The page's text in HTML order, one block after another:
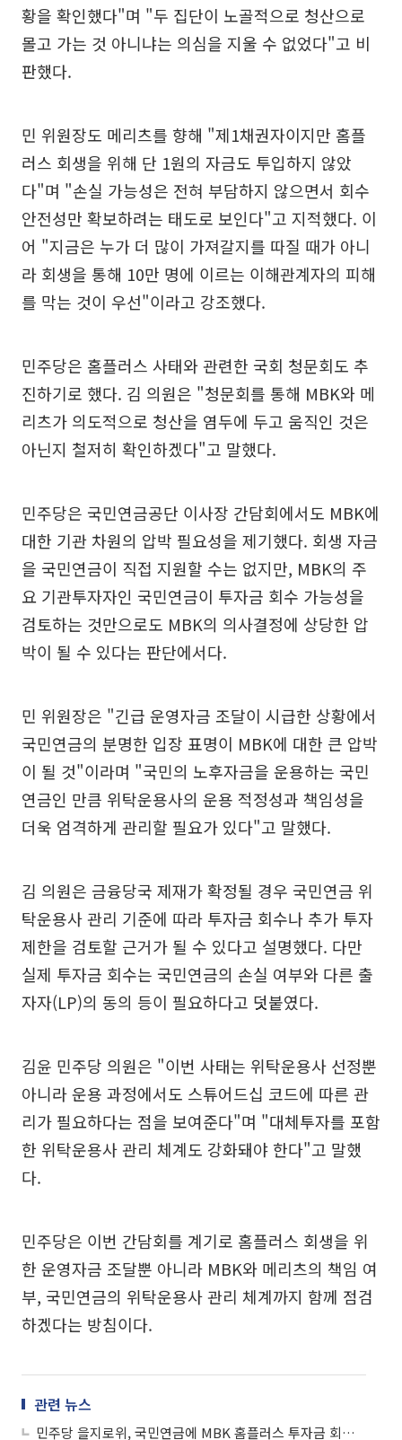
황을 확인했다"며 "두 집단이 노골적으로 청산으로
몰고 가는 것 아니냐는 의심을 지울 수 없었다"고 비
판했다.
민 위원장도 메리츠를 향해 "제1채권자이지만 홈플
러스 회생을 위해 단 1원의 자금도 투입하지 않았
다"며 "손실 가능성은 전혀 부담하지 않으면서 회수
안전성만 확보하려는 태도로 보인다"고 지적했다. 이
어 "지금은 누가 더 많이 가져갈지를 따질 때가 아니
라 회생을 통해 10만 명에 이르는 이해관계자의 피해
를 막는 것이 우선"이라고 강조했다.
민주당은 홈플러스 사태와 관련한 국회 청문회도 추
진하기로 했다. 김 의원은 "청문회를 통해 MBK와 메
리츠가 의도적으로 청산을 염두에 두고 움직인 것은
아닌지 철저히 확인하겠다"고 말했다.
민주당은 국민연금공단 이사장 간담회에서도 MBK에
대한 기관 차원의 압박 필요성을 제기했다. 회생 자금
을 국민연금이 직접 지원할 수는 없지만, MBK의 주
요 기관투자자인 국민연금이 투자금 회수 가능성을
검토하는 것만으로도 MBK의 의사결정에 상당한 압
박이 될 수 있다는 판단에서다.
민 위원장은 "긴급 운영자금 조달이 시급한 상황에서
국민연금의 분명한 입장 표명이 MBK에 대한 큰 압박
이 될 것"이라며 "국민의 노후자금을 운용하는 국민
연금인 만큼 위탁운용사의 운용 적정성과 책임성을
더욱 엄격하게 관리할 필요가 있다"고 말했다.
김 의원은 금융당국 제재가 확정될 경우 국민연금 위
탁운용사 관리 기준에 따라 투자금 회수나 추가 투자
제한을 검토할 근거가 될 수 있다고 설명했다. 다만
실제 투자금 회수는 국민연금의 손실 여부와 다른 출
자자(LP)의 동의 등이 필요하다고 덧붙였다.
김윤 민주당 의원은 "이번 사태는 위탁운용사 선정뿐
아니라 운용 과정에서도 스튜어드십 코드에 따른 관
리가 필요하다는 점을 보여준다"며 "대체투자를 포함
한 위탁운용사 관리 체계도 강화돼야 한다"고 말했
다.
민주당은 이번 간담회를 계기로 홈플러스 회생을 위
한 운영자금 조달뿐 아니라 MBK와 메리츠의 책임 여
부, 국민연금의 위탁운용사 관리 체계까지 함께 점검
하겠다는 방침이다.
관련 뉴스
민주당 을지로위, 국민연금에 MBK 홈플러스 투자금 회수 촉구 예정